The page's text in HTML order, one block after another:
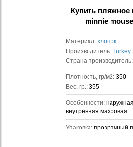
Купить пляжное
minnie mouse
Материал: хлопок
Производитель: Turkey
Страна производитель:
Плотность, гр/м2: 350
Вес, гр.: 355
Особенности:
внутренняя махровая.
Упаковка: прозрачный